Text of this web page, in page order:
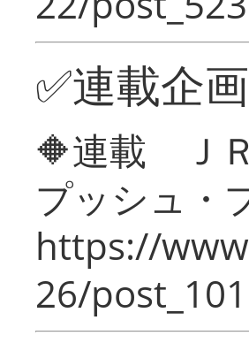
✅連載企画
🔶連載 Ｊ
プッシュ・
https://
26/